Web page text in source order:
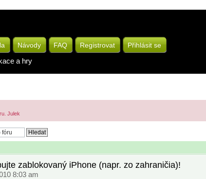
Návody FAQ Registrovat Přihlásit se
a hry
Julek
zablokovaný iPhone (napr. zo zahraničia)!
8:03 am